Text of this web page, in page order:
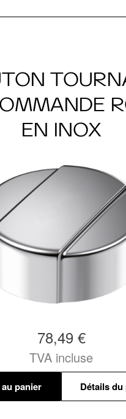
EN INOX
78,49 €
TVA incluse
panier Détails